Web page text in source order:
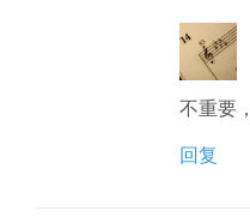
不重要
回复